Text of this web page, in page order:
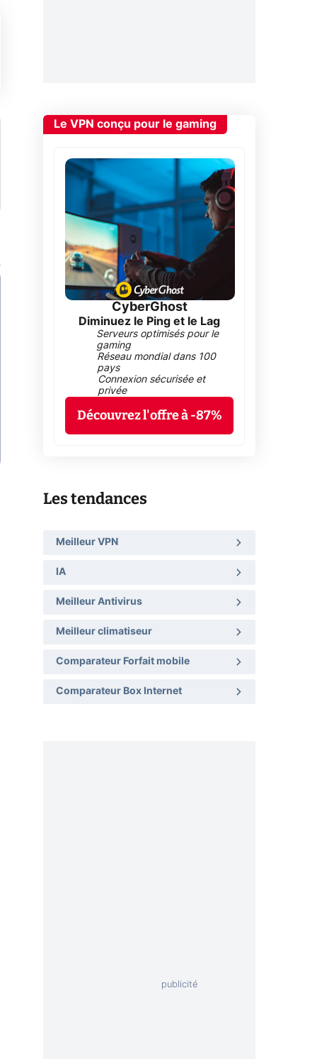
Le VPN conçu pour le gaming
CyberGhost
Diminuez le Ping et le Lag
Serveurs optimisés pour le
gaming
Réseau mondial dans 100
pays
Connexion sécurisée et
privée
Découvrez l'offre à -87%
Les tendances
Meilleur VPN
IA
Meilleur Antivirus
Meilleur climatiseur
Comparateur Forfait mobile
Comparateur Box Internet